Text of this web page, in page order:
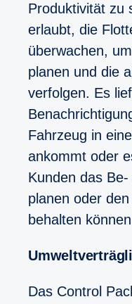
Produktivität zu
erlaubt, die
überwachen,
planen und die
verfolgen. Es
Fahrzeug in
ankommt oder
Kunden das
planen oder
behalten
Das Control